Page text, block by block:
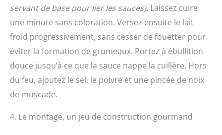
servant de base pour lier les sauces). Laissez cuire
une minute sans coloration. Versez ensuite le lait
froid progressivement, sans cesser de fouetter pour
éviter la formation de grumeaux. Portez à ébullition
douce jusqu’à ce que la sauce nappe la cuillère. Hors
du feu, ajoutez le sel, le poivre et une pincée de noix
de muscade.
4. Le montage, un jeu de construction gourmand